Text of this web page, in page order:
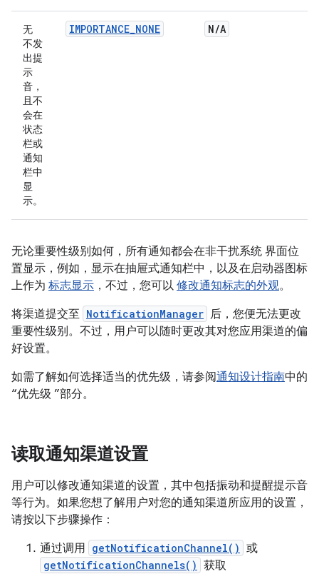
无
不发
出提
示
音，
且不
会在
状态
栏或
通知
栏中
显
示。
IMPORTANCE_NONE N/A
无论重要性级别如何，所有通知都会在非干扰系统 界面位
置显示，例如，显示在抽屉式通知栏中，以及在启动器图标
上作为 标志显示 ，不过，您可以 修改通知标志的外观。
将渠道提交至 NotificationManager 后，您便无法更改
重要性级别。不过，用户可以随时更改其对您应用渠道的偏
好设置。
如需了解如何选择适当的优先级，请参阅通知设计指南中的
“优先级 ”部分。
读取通知渠道设置
用户可以修改通知渠道的设置，其中包括振动和提醒提示音
等行为。如果您想了解用户对您的通知渠道所应用的设置，
请按以下步骤操作：
通过调用 getNotificationChannel() 或
getNotificationChannels() 获取